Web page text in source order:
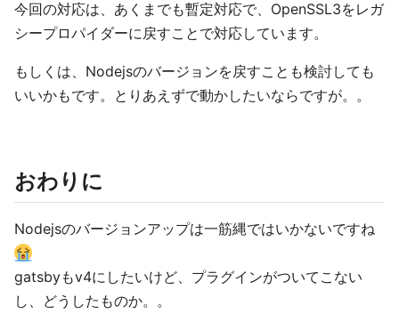
今回の対応は、あくまでも暫定対応で、OpenSSL3をレガ
シープロパイダーに戻すことで対応しています。
もしくは、Nodejsのバージョンを戻すことも検討しても
いいかもです。とりあえずで動かしたいならですが。。
おわりに
Nodejsのバージョンアップは一筋縄ではいかないですね
gatsbyもv4にしたいけど、プラグインがついてこない
し、どうしたものか。。